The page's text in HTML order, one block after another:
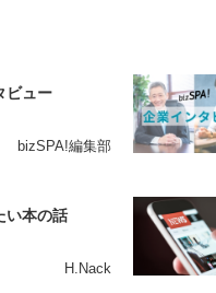
ビュー
bizSPA!編集部
い本の話
H.Nack